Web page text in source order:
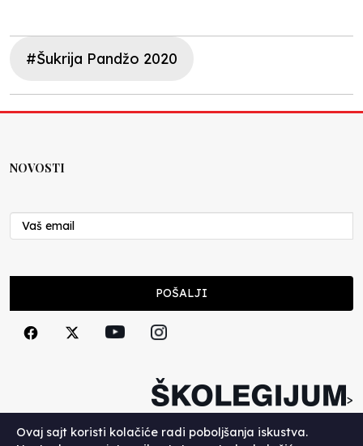
#Šukrija Pandžo 2020
NOVOSTI
POŠALJI
>
Copyright (c) 2026. Školegijum.
Ovaj sajt koristi kolačiće radi poboljšanja iskustva.